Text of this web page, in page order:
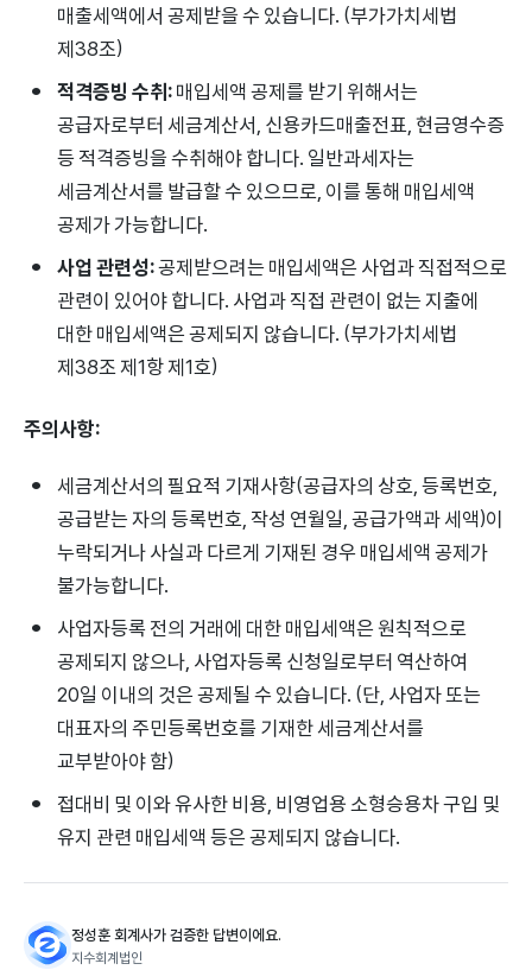
매출세액에서 공제받을 수 있습니다. (부가가치세법
제38조)
적격증빙 수취:매입세액 공제를 받기 위해서는
공급자로부터 세금계산서, 신용카드매출전표, 현금영수증
등 적격증빙을 수취해야 합니다. 일반과세자는
세금계산서를 발급할 수 있으므로, 이를 통해 매입세액
공제가 가능합니다.
사업 관련성:공제받으려는 매입세액은 사업과 직접적으로
관련이 있어야 합니다. 사업과 직접 관련이 없는 지출에
대한 매입세액은 공제되지 않습니다. (부가가치세법
제38조 제1항 제1호)
주의사항:
세금계산서의 필요적 기재사항(공급자의 상호, 등록번호,
공급받는 자의 등록번호, 작성 연월일, 공급가액과 세액)이
누락되거나 사실과 다르게 기재된 경우 매입세액 공제가
불가능합니다.
사업자등록 전의 거래에 대한 매입세액은 원칙적으로
공제되지 않으나, 사업자등록 신청일로부터 역산하여
20일 이내의 것은 공제될 수 있습니다. (단, 사업자 또는
대표자의 주민등록번호를 기재한 세금계산서를
교부받아야 함)
접대비 및 이와 유사한 비용, 비영업용 소형승용차 구입 및
유지 관련 매입세액 등은 공제되지 않습니다.
정성훈 회계사가 검증한 답변이에요.
지수회계법인